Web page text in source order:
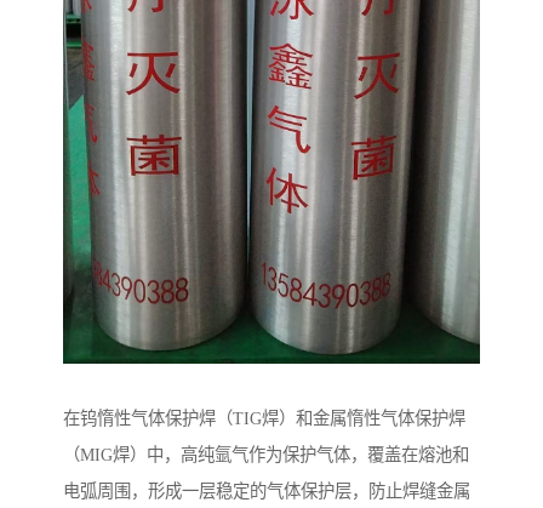
在钨惰性气体保护焊（TIG焊）和金属惰性气体保护焊
（MIG焊）中，高纯氩气作为保护气体，覆盖在熔池和
电弧周围，形成一层稳定的气体保护层，防止焊缝金属